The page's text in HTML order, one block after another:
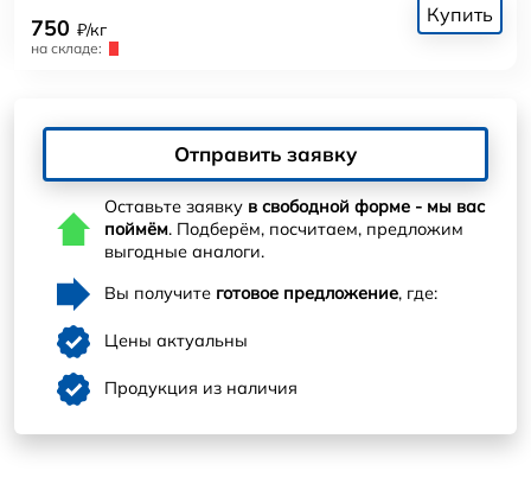
750 ₽/кг
на складе:
Купить
Отправить заявку
Оставьте заявку в свободной форме - мы вас
поймём. Подберём, посчитаем, предложим
выгодные аналоги.
Вы получите готовое предложение, где:
Цены актуальны
Продукция из наличия